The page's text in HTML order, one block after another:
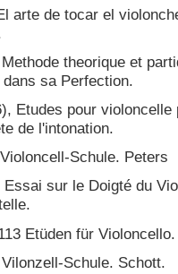
arte de tocar el
theorique et
sa Perfection.
Etudes pour
de l'intonation.
Schule. Peters
sur le Doigté du
Etüden für
Schule. Schott.